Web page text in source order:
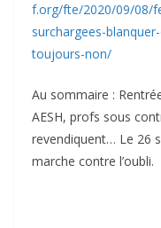
f.org/fte/2020/09/08/
surchargees-
toujours-non/
Au sommaire :
AESH, profs sous
revendiquent… Le 26
marche contre l’oubli.